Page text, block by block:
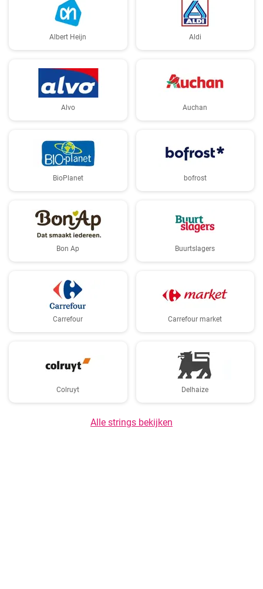
Albert Heijn Aldi
Alvo Auchan
BioPlanet bofrost
Bon Ap Buurtslagers
Carrefour Carrefour market
Colruyt Delhaize
Alle strings bekijken